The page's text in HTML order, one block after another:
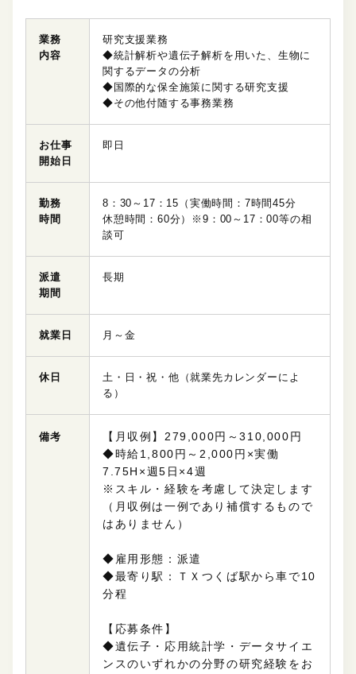
業務
内容
研究支援業務
◆統計解析や遺伝子解析を用いた、生物に
関するデータの分析
◆国際的な保全施策に関する研究支援
◆その他付随する事務業務
お仕事
開始日
即日
勤務
時間
8：30～17：15（実働時間：7時間45分
休憩時間：60分）※9：00～17：00等の相
談可
派遣
期間
長期
就業日 月～金
休日
土・日・祝・他（就業先カレンダーによ
る）
備考
【月収例】279,000円～310,000円
◆時給1,800円～2,000円×実働
7.75H×週5日×4週
※スキル・経験を考慮して決定します
（月収例は一例であり補償するもので
はありません）
◆雇用形態：派遣
◆最寄り駅：ＴＸつくば駅から車で10
分程
【応募条件】
◆遺伝子・応用統計学・データサイエ
ンスのいずれかの分野の研究経験をお